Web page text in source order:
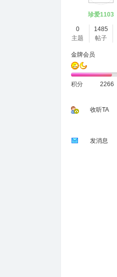
珍爱1103
0
主题
1485
帖子
金牌会员
积分 2266
收听TA
发消息